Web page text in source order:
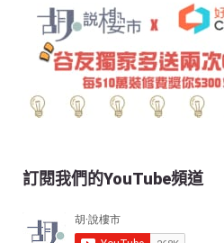
訂閱我們的YouTube頻道